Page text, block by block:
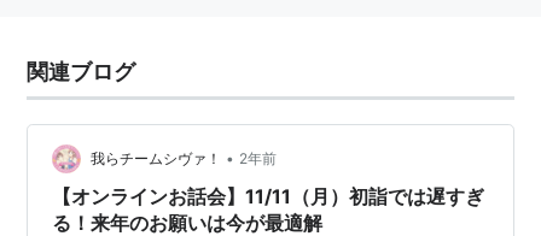
関連ブログ
我らチームシヴァ！ • 2年前
【オンラインお話会】11/11（月）初詣では遅すぎ
る！来年のお願いは今が最適解